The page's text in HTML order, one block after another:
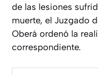
de las lesiones
muerte, el Juzgado
Oberá ordenó la
correspondiente.